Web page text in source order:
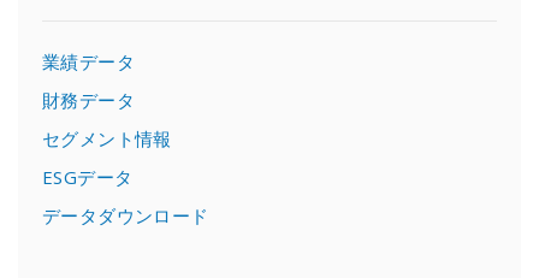
業績データ
財務データ
セグメント情報
ESGデータ
データダウンロード